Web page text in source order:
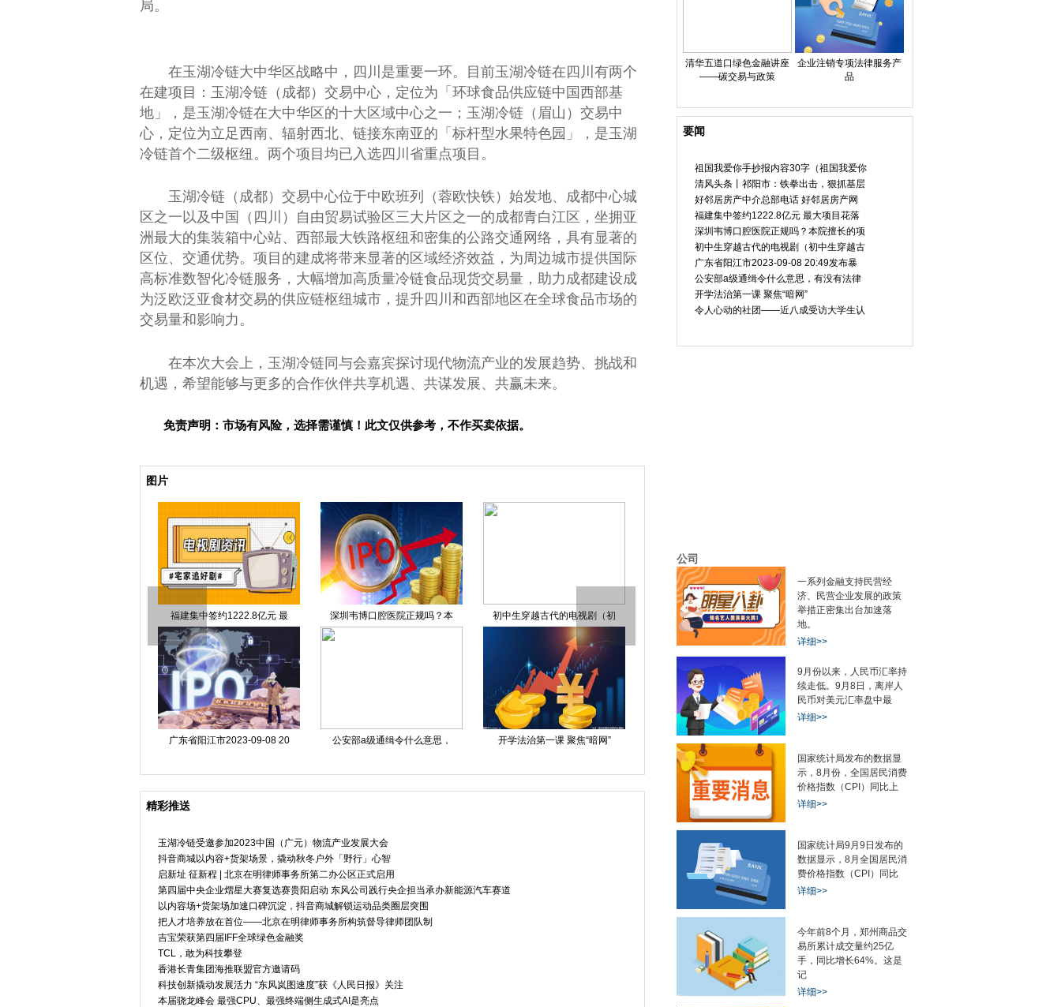
局。
在玉湖冷链大中华区战略中，四川是重要一环。目前玉湖冷链在四川有两个
在建项目：玉湖冷链（成都） 交易中心，定位为「环球食品供应链中国西部基
地」，是玉湖冷链在大中华区的十大区域中心之一；玉湖冷链（眉山） 交易中
心，定位为立足西南、辐射西北、链接东南亚的「标杆型水果特色园」，是玉湖
冷链首个二级枢纽。两个项目均已入选四川省重点项目。
玉湖冷链（成都） 交易中心位于中欧班列（蓉欧快铁）始发地、成都中心城
区之一以及 中国
（四川）自由贸易试验区三大片区之一的成都青白江区，坐拥亚
洲最大的集装箱中心站、西部最大铁路枢纽和密集的公路交通网络，具有显著的
区位、交通优势。项目的建成将带来显著的区域经济效益，为周边城市提供国际
高标准数智化冷链服务，大幅增加高质量冷链食品现货交易量，助力成都建设成
为泛欧泛亚食材交易的供应链枢纽城市，提升四川和西部地区在全球食品市场的
交易量和影响力。
在本次大会上，玉湖冷链同与会嘉宾探讨现代物流产业的发展趋势、挑战和
机遇，希望能够与更多的合作伙伴共享机遇、共谋发展、共赢未来。
免责声明：市场有风险，选择需谨慎！此文仅供参考，不作买卖依据。
图片
福建集中签约1222.8亿元 最 深圳韦博口腔医院正规吗？本 初中生穿越古代的电视剧（初
广东省阳江市2023-09-08 20 公安部a级通缉令什么意思， 开学法治第一课 聚焦“暗网”
令人心动的社团——近八成受 晶晨股份：第二代Wi-Fi蓝牙
精彩推送
玉湖冷链受邀参加2023中国（广元）物流产业发展大会
抖音商城以内容+货架场景，撬动秋冬户外「野行」心智
启新址 征新程 | 北京在明律师事务所第二办公区正式启用
第四届中央企业熠星大赛复选赛贵阳启动 东风公司践行央企担当承办新能源汽车赛道
以内容场+货架场加速口碑沉淀，抖音商城解锁运动品类圈层突围
把人才培养放在首位——北京在明律师事务所构筑督导律师团队制
吉宝荣获第四届IFF全球绿色金融奖
TCL，敢为科技攀登
香港长青集团海推联盟官方邀请码
科技创新撬动发展活力 “东风岚图速度”获《人民日报》关注
本届骁龙峰会 最强CPU、最强终端侧生成式AI是亮点
清华五道口绿色金融讲座
——碳交易与政策
企业注销专项法律服务产
品
要闻
祖国我爱你手抄报内容30字（祖国我爱你
清风头条丨祁阳市：铁拳出击，狠抓基层
好邻居房产中介总部电话 好邻居房产网
福建集中签约1222.8亿元 最大项目花落
深圳韦博口腔医院正规吗？本院擅长的项
初中生穿越古代的电视剧（初中生穿越古
广东省阳江市2023-09-08 20:49发布暴
公安部a级通缉令什么意思，有没有法律
开学法治第一课 聚焦“暗网”
令人心动的社团——近八成受访大学生认
公司
一系列金融支持民营经
济、民营企业发展的政策
举措正密集出台加速落
地。
详细>>
9月份以来，人民币汇率持
续走低。9月8日，离岸人
民币对美元汇率盘中最
详细>>
国家统计局发布的数据显
示，8月份，全国居民消费
价格指数（CPI）同比上
详细>>
国家统计局9月9日发布的
数据显示，8月全国居民消
费价格指数（CPI）同比
详细>>
今年前8个月，郑州商品交
易所累计成交量约25亿
手，同比增长64%。这是
记
详细>>